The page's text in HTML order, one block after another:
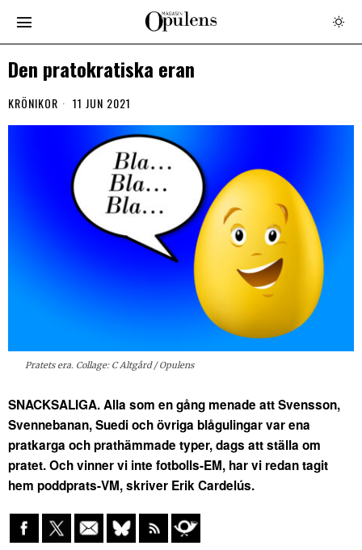
Den pratokratiska eran
KRÖNIKOR 11 JUN 2021
Pratets era. Collage: C Altgård / Opulens
SNACKSALIGA. Alla som en gång menade att Svensson,
Svennebanan, Suedi och övriga blågulingar var ena
pratkarga och prathämmade typer, dags att ställa om
pratet.Och vinner vi inte fotbolls-EM, har vi redan tagit
hem poddprats-VM, skriver Erik Cardelús.